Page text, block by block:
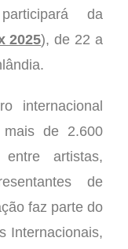
da
2025), de 22 a
internacional
mais de 2.600
artistas,
de
faz parte do
Internacionais,